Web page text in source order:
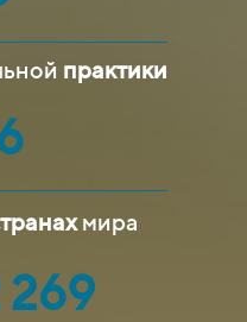
практики
мира
269